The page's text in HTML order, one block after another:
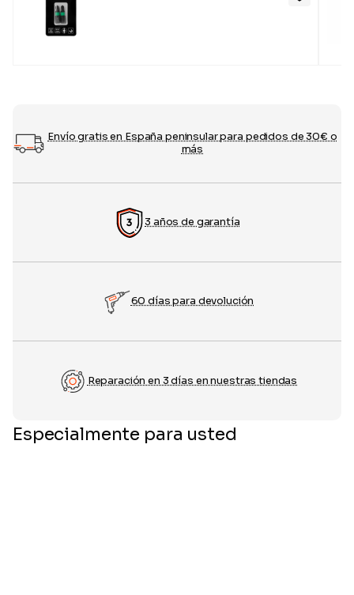
Envío gratis en España peninsular para pedidos de 30€ o
más
3 años de garantía
60 días para devolución
Reparación en 3 días en nuestras tiendas
Especialmente para usted